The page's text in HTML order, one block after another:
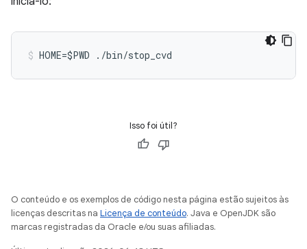
HOME=$PWD ./bin/stop_cvd
Isso foi útil?
O conteúdo e os exemplos de código nesta página estão sujeitos às
licenças descritas na Licença de conteúdo. Java e OpenJDK são
marcas registradas da Oracle e/ou suas afiliadas.